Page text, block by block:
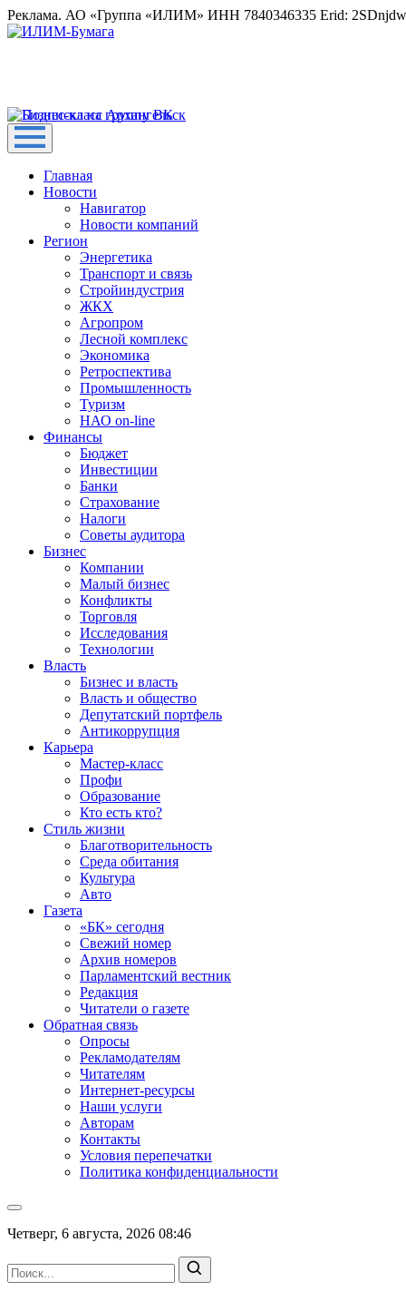
Реклама. АО «Группа «ИЛИМ» ИНН 7840346335 Erid:
Главная
Новости
Навигатор
Новости компаний
Регион
Энергетика
Транспорт и связь
Стройиндустрия
ЖКХ
Агропром
Лесной комплекс
Экономика
Ретроспектива
Промышленность
Туризм
НАО on-line
Финансы
Бюджет
Инвестиции
Банки
Страхование
Налоги
Советы аудитора
Бизнес
Компании
Малый бизнес
Конфликты
Торговля
Исследования
Технологии
Власть
Бизнес и власть
Власть и общество
Депутатский портфель
Антикоррупция
Карьера
Мастер-класс
Профи
Образование
Кто есть кто?
Стиль жизни
Благотворительность
Среда обитания
Культура
Авто
Газета
«БК» сегодня
Свежий номер
Архив номеров
Парламентский вестник
Редакция
Читатели о газете
Обратная связь
Опросы
Рекламодателям
Читателям
Интернет-ресурсы
Наши услуги
Авторам
Контакты
Условия перепечатки
Политика конфиденциальности
Четверг, 6 августа, 2026 08:46